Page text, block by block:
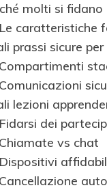
molti si fidano
Le caratteristiche
prassi sicure
Compartimenti
Comunicazioni
lezioni
Fidarsi dei
Chiamate vs chat
Dispositivi
Cancellazione